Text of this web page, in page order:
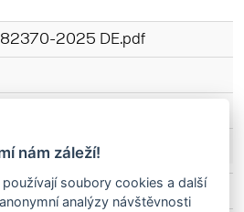
2025 DE.pdf
4842 3744770-2025 DE.pdf
nám záleží!
soubory cookies a další
analýzy návštěvnosti